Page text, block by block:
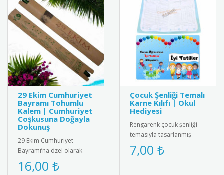
29 Ekim Cumhuriyet
Bayramı Tohumlu
Kalem | Cumhuriyet
Coşkusuna Doğayla
Dokunuş
29 Ekim Cumhuriyet
Bayramı’na özel olarak
tasarlanmış tohumlu
kalem. Kalemin arka
16,00 ₺
Çocuk Şenliği Temalı
Karne Kılıfı | Okul
Hediyesi
Rengarenk çocuk şenliği
temasıyla tasarlanmış
karne kılıfı. Dayanıklı ve
kaliteli malzemeden
7,00 ₺